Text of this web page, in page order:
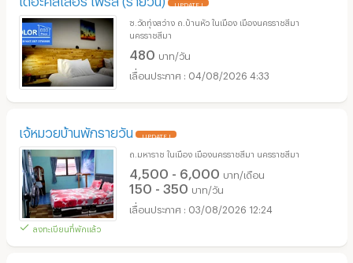
UPDATE !
ซ.วัดทุ่งสว่าง ถ.บ้านหัว ในเมือง เมืองนครราชสีมา
นครราชสีมา
480 บาท/วัน
04/08/2026 4:33
เจ้หมวยบ้านพักรายวัน UPDATE !
ลงทะเบียนที่พักแล้ว
ถ.มหาราช ในเมือง เมืองนครราชสีมา นครราชสีมา
4,500 - 6,000 บาท/เดือน
150 - 350 บาท/วัน
03/08/2026 12:24